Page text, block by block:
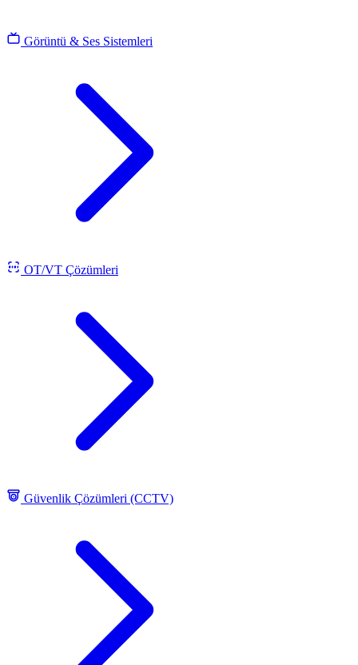
Görüntü & Ses Sistemleri
OT/VT Çözümleri
Güvenlik Çözümleri (CCTV)